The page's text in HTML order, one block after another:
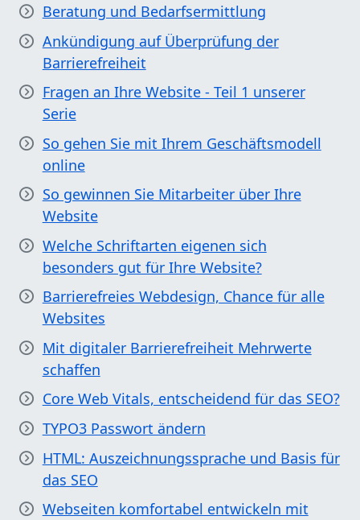
Beratung und Bedarfsermittlung
Ankündigung auf Überprüfung der
Barrierefreiheit
Fragen an Ihre Website - Teil 1 unserer
Serie
So gehen Sie mit Ihrem Geschäftsmodell
online
So gewinnen Sie Mitarbeiter über Ihre
Website
Welche Schriftarten eigenen sich
besonders gut für Ihre Website?
Barrierefreies Webdesign, Chance für alle
Websites
Mit digitaler Barrierefreiheit Mehrwerte
schaffen
Core Web Vitals, entscheidend für das SEO?
TYPO3 Passwort ändern
HTML: Auszeichnungssprache und Basis für
das SEO
Webseiten komfortabel entwickeln mit